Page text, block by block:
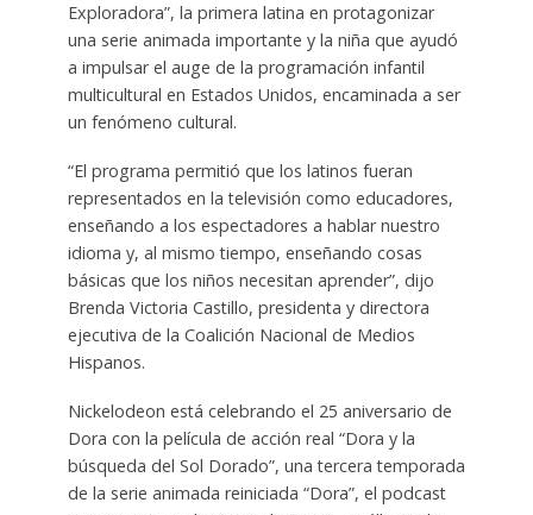
Exploradora”, la primera latina en protagonizar
una serie animada importante y la niña que ayudó
a impulsar el auge de la programación infantil
multicultural en Estados Unidos, encaminada a ser
un fenómeno cultural.
“El programa permitió que los latinos fueran
representados en la televisión como educadores,
enseñando a los espectadores a hablar nuestro
idioma y, al mismo tiempo, enseñando cosas
básicas que los niños necesitan aprender”, dijo
Brenda Victoria Castillo, presidenta y directora
ejecutiva de la Coalición Nacional de Medios
Hispanos.
Nickelodeon está celebrando el 25 aniversario de
Dora con la película de acción real “Dora y la
búsqueda del Sol Dorado”, una tercera temporada
de la serie animada reiniciada “Dora”, el podcast